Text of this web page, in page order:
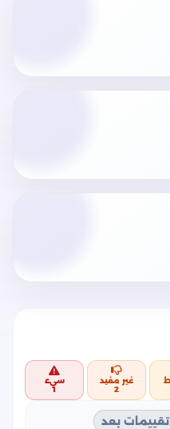
غير مفيد
2
سيء
1
تقييمات بعد